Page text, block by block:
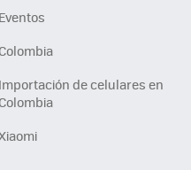
Eventos
Colombia
Importación de celulares en
Colombia